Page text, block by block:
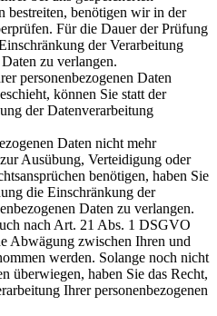
bestreiten, benötigen wir in der
Für die Dauer der Prüfung
der Verarbeitung
zu verlangen.
personenbezogenen Daten
können Sie statt der
der Datenverarbeitung
Daten nicht mehr
Ausübung, Verteidigung oder
benötigen, haben Sie
die Einschränkung der
Daten zu verlangen.
nach Art. 21 Abs. 1 DSGVO
Abwägung zwischen Ihren und
werden. Solange noch nicht
überwiegen, haben Sie das Recht,
Ihrer personenbezogenen